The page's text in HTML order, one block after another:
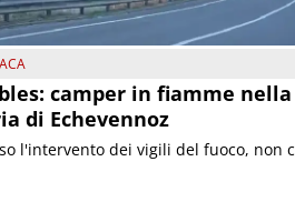
camper in fiamme nella
di Echevennoz
l'intervento dei vigili del fuoco, non